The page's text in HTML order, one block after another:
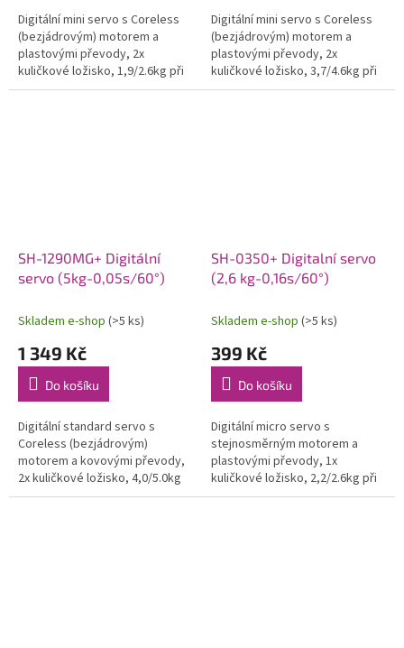
Digitální mini servo s Coreless
(bezjádrovým) motorem a
plastovými převody, 2x
kuličkové ložisko, 1,9/2.6kg při
4,8/6,0V a 0,09/0,07s na 4,8/6,0V,
Digitální mini servo s Coreless
(bezjádrovým) motorem a
plastovými převody, 2x
kuličkové ložisko, 3,7/4.6kg při
4,8/6,0V a 0,13/0,11s na 4,8/6,0V,
SH-1290MG+ Digitální
servo (5kg-0,05s/60°)
Skladem e-shop (>5 ks)
1 349 Kč
Do košíku
Digitální standard servo s
Coreless (bezjádrovým)
motorem a kovovými převody,
2x kuličkové ložisko, 4,0/5.0kg
při 4,8/6,0V a 0,06/0,05s na
SH-0350+ Digitalní servo
(2,6 kg-0,16s/60°)
Skladem e-shop (>5 ks)
399 Kč
Do košíku
Digitální micro servo s
stejnosměrným motorem a
plastovými převody, 1x
kuličkové ložisko, 2,2/2.6kg při
4,8/6,0V a 0,21/0,16s na 4,8/6,0V,